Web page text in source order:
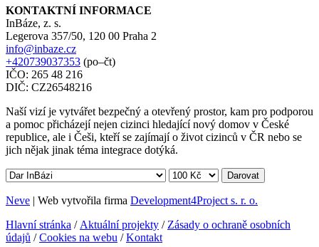
KONTAKTNÍ INFORMACE
InBáze, z. s.
Legerova 357/50, 120 00 Praha 2
info@inbaze.cz
+420739037353 (po–čt)
IČO: 265 48 216
DIČ: CZ26548216
Naší vizí je vytvářet bezpečný a otevřený prostor, kam pro podporou
a pomoc přicházejí nejen cizinci hledající nový domov v České
republice, ale i Češi, kteří se zajímají o život cizinců v ČR nebo se
jich nějak jinak téma integrace dotýká.
Darovat
Neve | Web vytvořila firma Development4Project s. r. o.
Hlavní stránka / Aktuální projekty / Zásady o ochraně osobních
údajů /Cookies na webu /Kontakt